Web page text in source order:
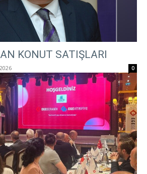
KONUT SATIŞLARI
0